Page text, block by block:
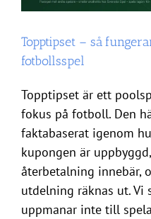
Topptipset – så
fotbollsspel
Topptipset är ett
fokus på fotboll. Den
faktabaserat igenom
kupongen är
återbetalning innebär,
utdelning räknas ut. Vi
uppmanar inte till